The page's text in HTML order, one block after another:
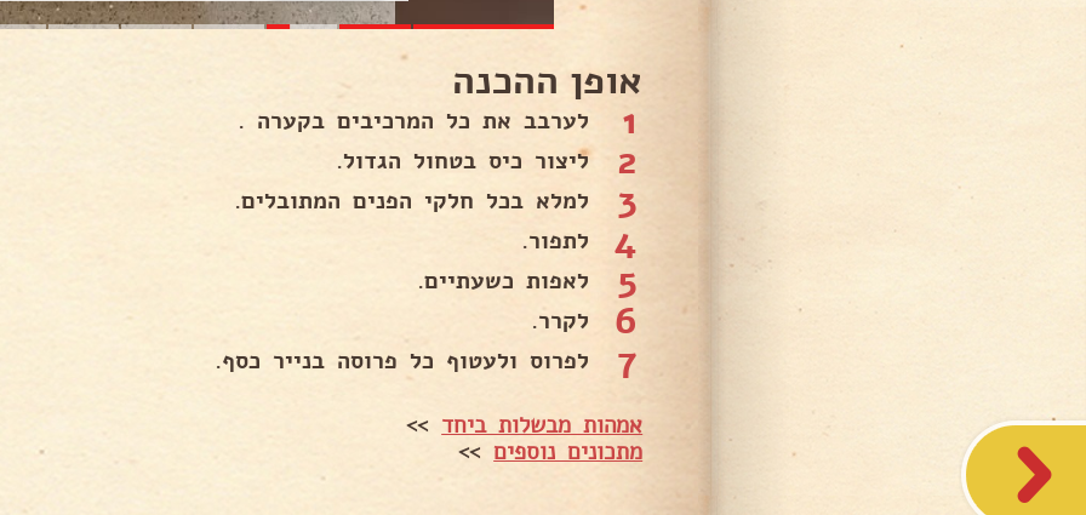
אופן ההכנה
1 לערבב את כל המרכיבים בקערה .
2 ליצור כיס בטחול הגדול.
3 למלא בכל חלקי הפנים המתובלים.
4 לתפור.
5 לאפות כשעתיים.
6 לקרר.
7 לפרוס ולעטוף כל פרוסה בנייר כסף.
אמהות מבשלות ביחד >>
מתכונים נוספים>>